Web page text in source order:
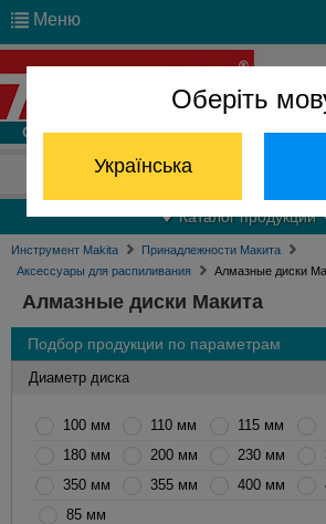
Оберіть
Українська
Меню
Отдел запчастей: (068)
Каталог продукции
Инструмент Makita
Принадлежности Макита
Аксессуары для распиливания
Алмазные диски
Алмазные диски Макита
Подбор продукции по параметрам
Диаметр диска
100 мм 110 мм 115 мм
180 мм
200 мм 230 мм
350 мм
355 мм 400 мм
85 мм